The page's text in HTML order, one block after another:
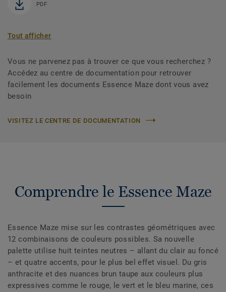
PDF
Tout afficher
Vous ne parvenez pas à trouver ce que vous recherchez ?
Accédez au centre de documentation pour retrouver
facilement les documents Essence Maze dont vous avez
besoin
VISITEZ LE CENTRE DE DOCUMENTATION
Comprendre le Essence Maze
Essence Maze mise sur les contrastes géométriques avec
12 combinaisons de couleurs possibles. Sa nouvelle
palette utilise huit teintes neutres – allant du clair au foncé
– et quatre accents, pour le plus bel effet visuel. Du gris
anthracite et des nuances brun taupe aux couleurs plus
expressives comme le rouge, le vert et le bleu marine, ces